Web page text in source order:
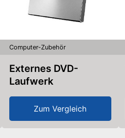
Computer-Zubehör
Externes DVD-
Laufwerk
Zum Vergleich